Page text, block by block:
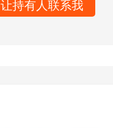
让持有人联系我